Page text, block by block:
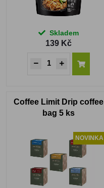
Skladem
139 Kč
Coffee Limit Drip coffee
bag 5 ks
NOVINKA